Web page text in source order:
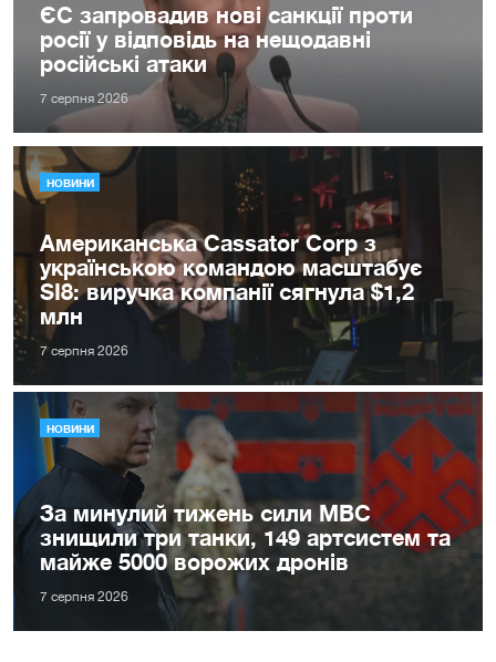
ЄС запровадив нові санкції проти
росії у відповідь на нещодавні
російські атаки
7 серпня 2026
НОВИНИ
Американська Cassator Corp з
українською командою масштабує
SI8: виручка компанії сягнула $1,2
млн
7 серпня 2026
НОВИНИ
За минулий тижень сили МВС
знищили три танки, 149 артсистем та
майже 5000 ворожих дронів
7 серпня 2026